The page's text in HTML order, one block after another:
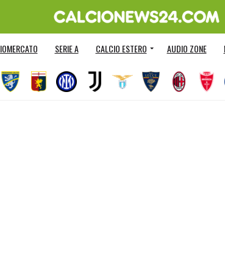
SERIE A CALCIO ESTERO AUDIO ZONE